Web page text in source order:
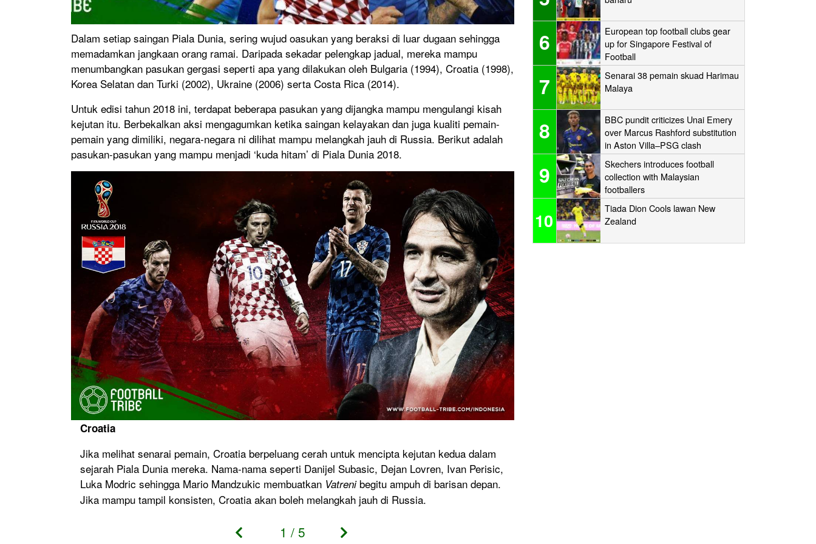
Dalam setiap saingan Piala Dunia, sering wujud oasukan yang beraksi di luar dugaan sehingga
memadamkan jangkaan orang ramai. Daripada sekadar pelengkap jadual, mereka mampu
menumbangkan pasukan gergasi seperti apa yang dilakukan oleh Bulgaria (1994), Croatia (1998),
Korea Selatan dan Turki (2002), Ukraine (2006) serta Costa Rica (2014).
Untuk edisi tahun 2018 ini, terdapat beberapa pasukan yang dijangka mampu mengulangi kisah
kejutan itu. Berbekalkan aksi mengagumkan ketika saingan kelayakan dan juga kualiti pemain-
pemain yang dimiliki, negara-negara ni dilihat mampu melangkah jauh di Russia. Berikut adalah
pasukan-pasukan yang mampu menjadi ‘kuda hitam’ di Piala Dunia 2018.
Croatia
Jika melihat senarai pemain, Croatia berpeluang cerah untuk mencipta kejutan kedua dalam
sejarah Piala Dunia mereka. Nama-nama seperti Danijel Subasic, Dejan Lovren, Ivan Perisic,
Luka Modric sehingga Mario Mandzukic membuatkan Vatrenibegitu ampuh di barisan depan.
Jika mampu tampil konsisten, Croatia akan boleh melangkah jauh di Russia.
1 / 5
6
European top football clubs gear
up for Singapore Festival of
Football
7
Senarai 38 pemain skuad Harimau
Malaya
8
BBC pundit criticizes Unai Emery
over Marcus Rashford substitution
in Aston Villa–PSG clash
9
Skechers introduces football
collection with Malaysian
footballers
10
Tiada Dion Cools lawan New
Zealand